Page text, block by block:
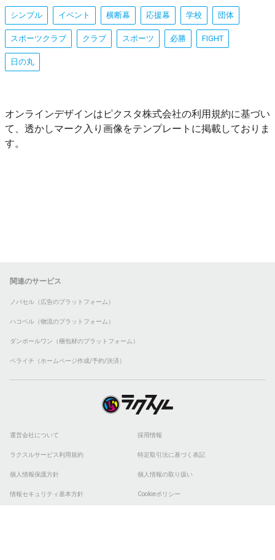
シンプル イベント 横断幕 応援幕 学校 団体
スポーツクラブ クラブ スポーツ 必勝 FIGHT
日の丸
オンラインデザインはピクスタ株式会社の利用規約に基づい
て、透かしマーク入り画像をテンプレートに掲載しておりま
す。
関連のサービス
ノバセル（広告のプラットフォーム）
ハコベル（物流のプラットフォーム）
ダンボールワン（梱包材のプラットフォーム）
ペライチ（ホームページ作成/予約/決済）
運営会社について 採用情報
ラクスルサービス利用規約 特定取引法に基づく表記
個人情報保護方針 個人情報の取り扱い
情報セキュリティ基本方針 Cookieポリシー